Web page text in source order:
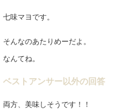
七味マヨです。
そんなのあたりめーだよ。
なんてね。
ベストアンサー以外の回答
両方、美味しそうです！！